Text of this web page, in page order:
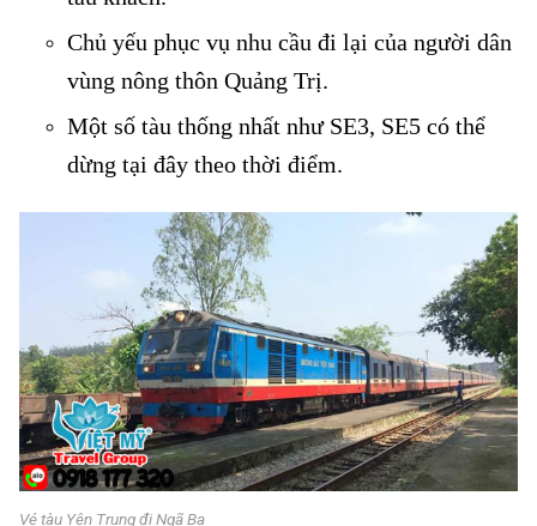
Chủ yếu phục vụ nhu cầu đi lại của người dân
vùng nông thôn Quảng Trị.
Một số tàu thống nhất như SE3, SE5 có thể
dừng tại đây theo thời điểm.
Vé tàu Yên Trung đi Ngã Ba